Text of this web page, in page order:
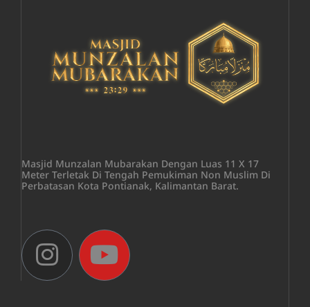
Masjid Munzalan Mubarakan Dengan Luas 11 X 17
Meter Terletak Di Tengah Pemukiman Non Muslim Di
Perbatasan Kota Pontianak, Kalimantan Barat.